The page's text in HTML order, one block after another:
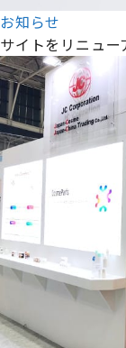
お知らせ
サイトをリニュー